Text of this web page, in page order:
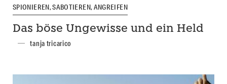
SPIONIEREN, SABOTIEREN, ANGREIFEN
Das böse Ungewisse und ein Held
tanja tricarico